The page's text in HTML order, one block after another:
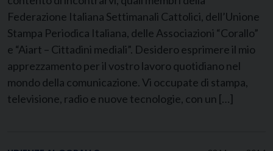
Federazione Italiana Settimanali Cattolici, dell’Unione
Stampa Periodica Italiana, delle Associazioni “Corallo”
e “Aiart – Cittadini mediali”. Desidero esprimere il mio
apprezzamento per il vostro lavoro quotidiano nel
mondo della comunicazione. Vi occupate di stampa,
televisione, radio e nuove tecnologie, con un […]